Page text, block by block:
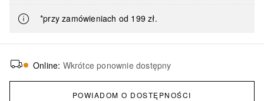
*przy zamówieniach od 199 zł.
Online: Wkrótce ponownie dostępny
POWIADOM O DOSTĘPNOŚCI